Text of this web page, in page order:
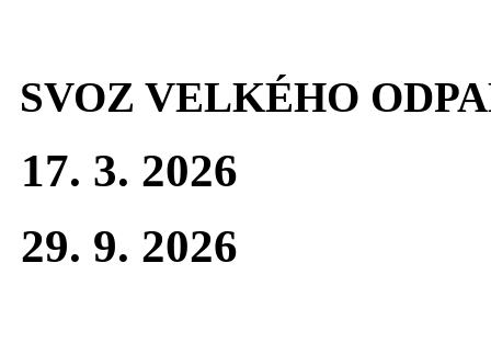
SVOZ VELKÉHO
17. 3. 2026
29. 9. 2026